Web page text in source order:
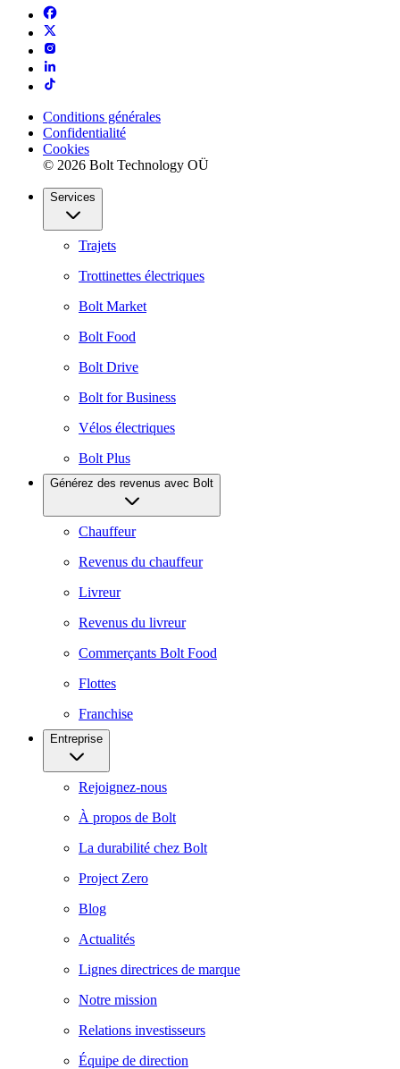
Conditions générales
Confidentialité
Cookies
© 2026 Bolt Technology OÜ
Services
Trajets
Trottinettes électriques
Bolt Market
Bolt Food
Bolt Drive
Bolt for Business
Vélos électriques
Bolt Plus
Générez des revenus avec Bolt
Chauffeur
Revenus du chauffeur
Livreur
Revenus du livreur
Commerçants Bolt Food
Flottes
Franchise
Entreprise
Rejoignez-nous
À propos de Bolt
La durabilité chez Bolt
Project Zero
Blog
Actualités
Lignes directrices de marque
Notre mission
Relations investisseurs
Équipe de direction